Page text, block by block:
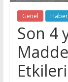
Genel
Son 4
Etkileri